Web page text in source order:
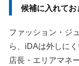
候補に入れてお
ファッション・ジ
ら、iDAは外しに
店長・エリアマネ